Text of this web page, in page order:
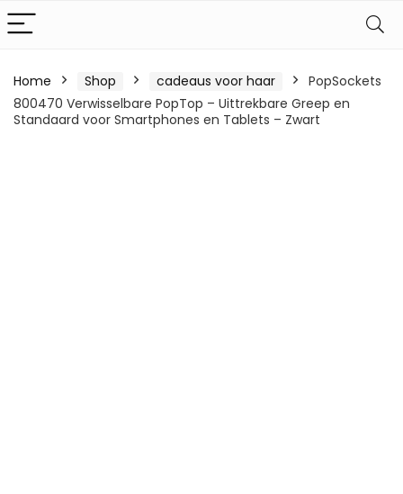
Home Shop cadeaus voor haar
PopSockets
800470 Verwisselbare PopTop – Uittrekbare Greep en
Standaard voor Smartphones en Tablets – Zwart